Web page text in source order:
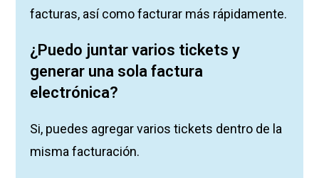
facturas, así como facturar más rápidamente.
¿Puedo juntar varios tickets y
generar una sola factura
electrónica?
Si, puedes agregar varios tickets dentro de la
misma facturación.